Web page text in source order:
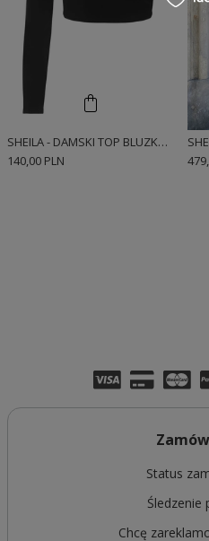
SHEILA - DAMSKI TOP BLUZKA Z WYCIĘCIEM KRÓTKI Z RĘKAWEM 'ENEKO'
140,00 PLN
Status
Śledzenie
Chcę